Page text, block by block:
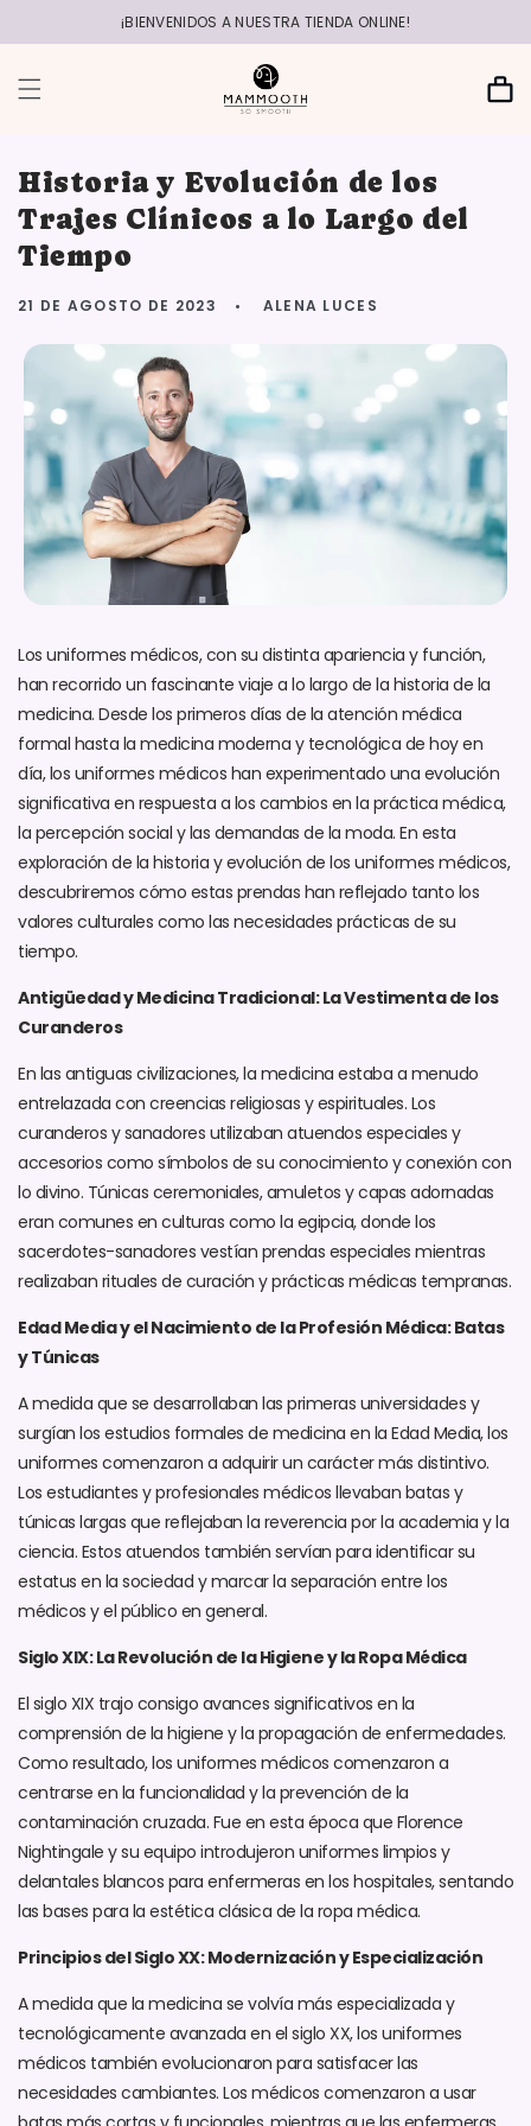
contenido
¡BIENVENIDOS A NUESTRA TIENDA ONLINE!
Carrito
Historia y Evolución de los
Trajes Clínicos a lo Largo del
Tiempo
21 DE AGOSTO DE 2023 ALENA LUCES
Los uniformes médicos, con su distinta apariencia y función,
han recorrido un fascinante viaje a lo largo de la historia de la
medicina. Desde los primeros días de la atención médica
formal hasta la medicina moderna y tecnológica de hoy en
día, los uniformes médicos han experimentado una evolución
significativa en respuesta a los cambios en la práctica médica,
la percepción social y las demandas de la moda. En esta
exploración de la historia y evolución de los uniformes médicos,
descubriremos cómo estas prendas han reflejado tanto los
valores culturales como las necesidades prácticas de su
tiempo.
Antigüedad y Medicina Tradicional: La Vestimenta de los
Curanderos
En las antiguas civilizaciones, la medicina estaba a menudo
entrelazada con creencias religiosas y espirituales. Los
curanderos y sanadores utilizaban atuendos especiales y
accesorios como símbolos de su conocimiento y conexión con
lo divino. Túnicas ceremoniales, amuletos y capas adornadas
eran comunes en culturas como la egipcia, donde los
sacerdotes-sanadores vestían prendas especiales mientras
realizaban rituales de curación y prácticas médicas tempranas.
Edad Media y el Nacimiento de la Profesión Médica: Batas
y Túnicas
A medida que se desarrollaban las primeras universidades y
surgían los estudios formales de medicina en la Edad Media, los
uniformes comenzaron a adquirir un carácter más distintivo.
Los estudiantes y profesionales médicos llevaban batas y
túnicas largas que reflejaban la reverencia por la academia y la
ciencia. Estos atuendos también servían para identificar su
estatus en la sociedad y marcar la separación entre los
médicos y el público en general.
Siglo XIX: La Revolución de la Higiene y la Ropa Médica
El siglo XIX trajo consigo avances significativos en la
comprensión de la higiene y la propagación de enfermedades.
Como resultado, los uniformes médicos comenzaron a
centrarse en la funcionalidad y la prevención de la
contaminación cruzada. Fue en esta época que Florence
Nightingale y su equipo introdujeron uniformes limpios y
delantales blancos para enfermeras en los hospitales, sentando
las bases para la estética clásica de la ropa médica.
Principios del Siglo XX: Modernización y Especialización
A medida que la medicina se volvía más especializada y
tecnológicamente avanzada en el siglo XX, los uniformes
médicos también evolucionaron para satisfacer las
necesidades cambiantes. Los médicos comenzaron a usar